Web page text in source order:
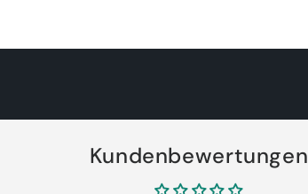
Kundenbewertungen